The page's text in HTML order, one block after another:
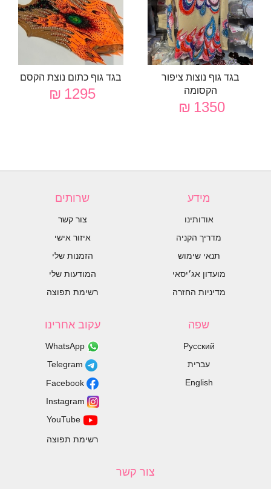
בגד גוף נוצות ציפור
הקסומה
1350 ₪
בגד גוף כתום נוצת הקסם
1295 ₪
מידע
אודותינו
מדריך הקניה
תנאי שימוש
מועדון אג׳יסאי
מדיניות החזרה
שרותים
צור קשר
איזור אישי
הזמנות שלי
המודעות שלי
רשימת תפוצה
שפה
Русский
עברית
English
עקוב אחרינו
רשימת תפוצה
צור קשר